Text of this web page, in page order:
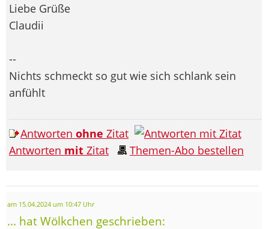
Liebe Grüße
Claudii
--
Nichts schmeckt so gut wie sich schlank sein
anfühlt
Antworten ohne Zitat
Antworten mit Zitat Themen-Abo bestellen
am 15.04.2024 um 10:47 Uhr
... hat Wölkchen geschrieben: